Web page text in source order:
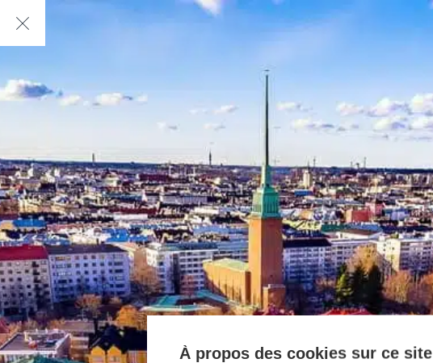
À propos des cookies sur ce site